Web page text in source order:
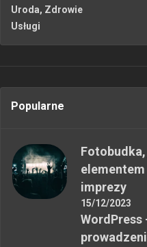
Uroda, Zdrowie
Usługi
Popularne
imprezy
15/12/2023
WordPress